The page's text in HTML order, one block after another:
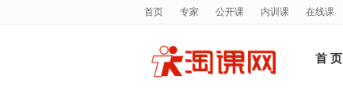
首 页
首页 专家 公开课 内训课 在线课